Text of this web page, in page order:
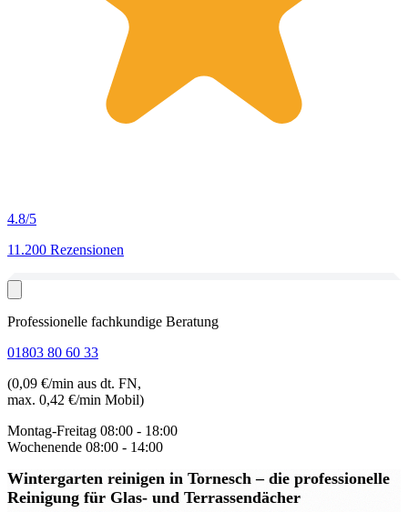
4.8/5
11.200 Rezensionen
Professionelle fachkundige Beratung
01803 80 60 33
(0,09 €/min aus dt. FN,
max. 0,42 €/min Mobil)
Montag-Freitag 08:00 - 18:00
Wochenende 08:00 - 14:00
Wintergarten reinigen in Tornesch– die professionelle
Reinigung für Glas- und Terrassendächer